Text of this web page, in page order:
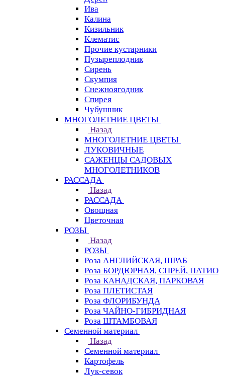
Ива
Калина
Кизильник
Клематис
Прочие кустарники
Пузыреплодник
Сирень
Скумпия
Снежноягодник
Спирея
Чубушник
МНОГОЛЕТНИЕ ЦВЕТЫ
Назад
МНОГОЛЕТНИЕ ЦВЕТЫ
ЛУКОВИЧНЫЕ
САЖЕНЦЫ САДОВЫХ
МНОГОЛЕТНИКОВ
РАССАДА
Назад
РАССАДА
Овощная
Цветочная
РОЗЫ
Назад
РОЗЫ
Роза АНГЛИЙСКАЯ, ШРАБ
Роза БОРДЮРНАЯ, СПРЕЙ, ПАТИО
Роза КАНАДСКАЯ, ПАРКОВАЯ
Роза ПЛЕТИСТАЯ
Роза ФЛОРИБУНДА
Роза ЧАЙНО-ГИБРИДНАЯ
Роза ШТАМБОВАЯ
Семенной материал
Назад
Семенной материал
Картофель
Лук-севок